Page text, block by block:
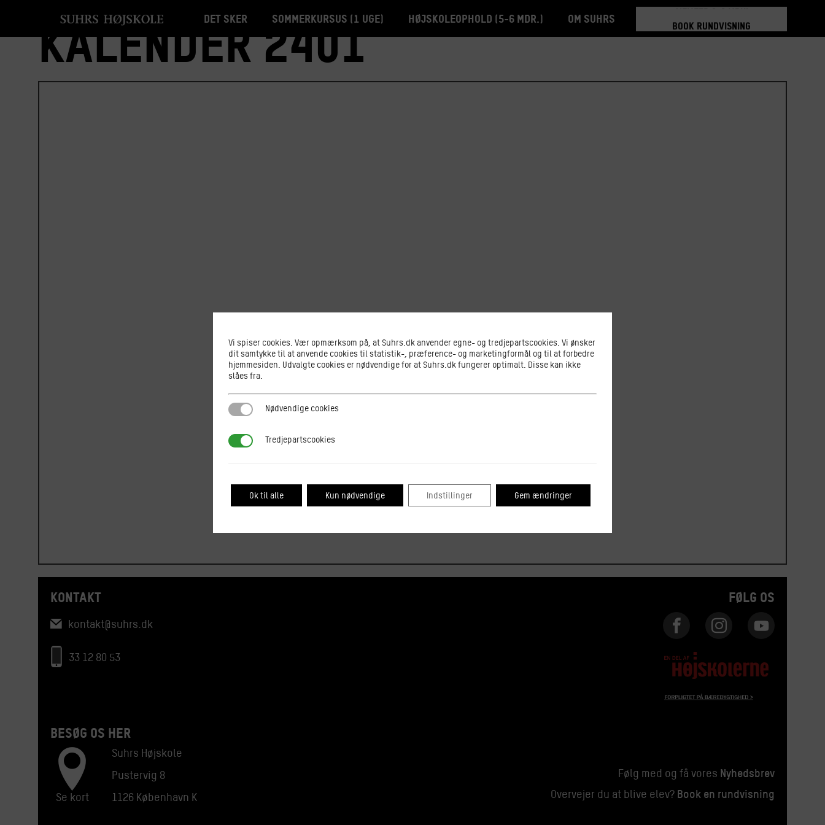
Det sker Sommerkursus (1 uge) Højskoleophold (5-6 mdr.) Om Suhrs
BOOK RUNDVISNING
Kalender 2401
KONTAKT
kontakt@suhrs.dk
33 12 80 53
FØLG OS
BESØG OS HER
Suhrs Højskole
Pustervig 8
1126 København K
Se kort
Følg med og få vores Nyhedsbrev
Overvejer du at blive elev? Book en rundvisning
Vi spiser cookies. Vær opmærksom på, at Suhrs.dk anvender egne- og tredjepartscookies. Vi ønsker
dit samtykke til at anvende cookies til statistik-, præference- og marketingformål og til at forbedre
hjemmesiden. Udvalgte cookies er nødvendige for at Suhrs.dk fungerer optimalt. Disse kan ikke
slåes fra.
Nødvendige cookies
Nødvendige cookies
Tredjepartscookies
Tredjepartscookies
Ok til alle Kun nødvendige Indstillinger Gem ændringer